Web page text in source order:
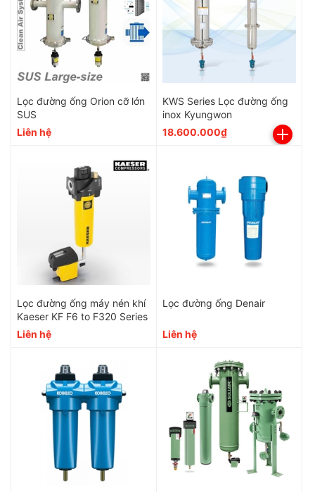
Lọc đường ống Orion cỡ lớn
SUS
Liên hệ
KWS Series Lọc đường ống
inox Kyungwon
18.600.000₫
Lọc đường ống máy nén khí
Kaeser KF F6 to F320 Series
Liên hệ
Lọc đường ống Denair
Liên hệ